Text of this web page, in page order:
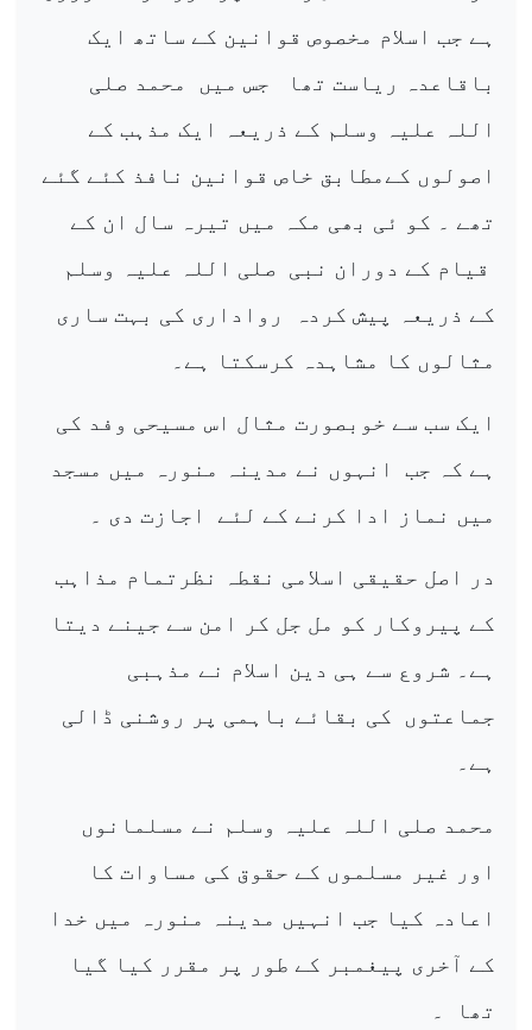
ہے جب اسلام مخصوص قوانین کے ساتھ ایک
باقاعدہ ریاست تھا
جس میں
محمد صلی
اللہ علیہ وسلم کے ذریعہ ایک مذہب کے
اصولوں کےمطابق خاص قوانین نافذ کئے گئے
تھے ۔ کو ئی بھی مکہ میں تیرہ سال ان کے
قیام کے دوران نبی
صلی اللہ علیہ وسلم
کے ذریعہ پیش کردہ
رواداری کی بہت ساری
مثالوں کا مشاہدہ کرسکتا ہے۔
ایک سب سے خوبصورت مثال اس مسیحی وفد کی
ہے کہ جب
انہوں نے مدینہ منورہ میں مسجد
میں نماز ادا کرنے کے لئے
اجازت دی ۔
در اصل حقیقی اسلامی نقطہ نظرتمام مذاہب
کے پیروکار کو مل جل کر امن سے جینے دیتا
ہے۔ شروع سے ہی دین اسلام نے مذہبی
جماعتوں
کی بقائے باہمی پر روشنی ڈالی
ہے۔
محمد صلی اللہ علیہ وسلم نے مسلمانوں
اور غیر مسلموں کے حقوق کی مساوات کا
اعادہ کیا جب انہیں مدینہ منورہ میں خدا
کے آخری پیغمبر کے طور پر مقرر کیا گیا
تھا
۔